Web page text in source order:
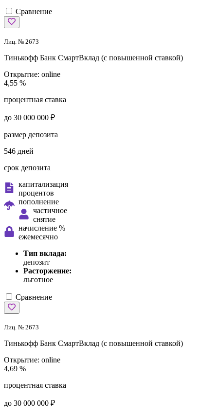
Сравнение
Лиц. № 2673
Тинькофф Банк СмартВклад (с повышенной ставкой)
Открытие: online
4,55 %
процентная ставка
до 30 000 000 ₽
размер депозита
546 дней
срок депозита
капитализация
процентов
пополнение
частичное
снятие
начисление %
ежемесячно
Тип вклада:
депозит
Расторжение:
льготное
Сравнение
Лиц. № 2673
Тинькофф Банк СмартВклад (с повышенной ставкой)
Открытие: online
4,69 %
процентная ставка
до 30 000 000 ₽